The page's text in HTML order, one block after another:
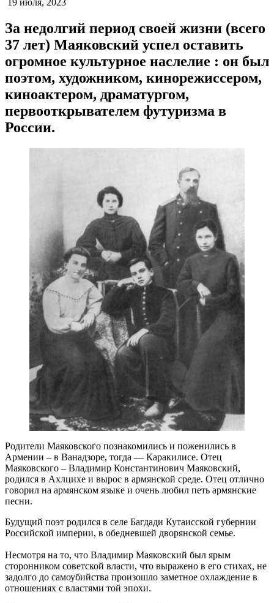
За недолгий период своей жизни (всего
37 лет) Маяковский успел оставить
огромное культурное наслелие : он был
поэтом, художником, кинорежиссером,
киноактером, драматургом,
первооткрывателем футуризма в
России.
Родители Маяковского познакомились и поженились в
Армении – в Ванадзоре, тогда — Каракилисе. Отец
Маяковского – Владимир Константинович Маяковский,
родился в Ахлцихе и вырос в армянской среде. Отец отлично
говорил на армянском языке и очень любил петь армянские
песни.
Будущий поэт родился в селе Багдади Кутаисской губернии
Российской империи, в обедневшей дворянской семье.
Несмотря на то, что Владимир Маяковский был ярым
сторонником советской власти, что выражено в его стихах, не
задолго до самоубийства произошло заметное охлаждение в
отношениях с властями той эпохи.